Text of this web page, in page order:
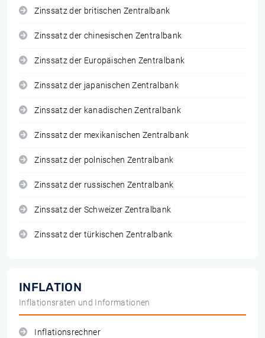
Zinssatz der britischen Zentralbank
Zinssatz der chinesischen Zentralbank
Zinssatz der Europäischen Zentralbank
Zinssatz der japanischen Zentralbank
Zinssatz der kanadischen Zentralbank
Zinssatz der mexikanischen Zentralbank
Zinssatz der polnischen Zentralbank
Zinssatz der russischen Zentralbank
Zinssatz der Schweizer Zentralbank
Zinssatz der türkischen Zentralbank
INFLATION
Inflationsraten und Informationen
Inflationsrechner